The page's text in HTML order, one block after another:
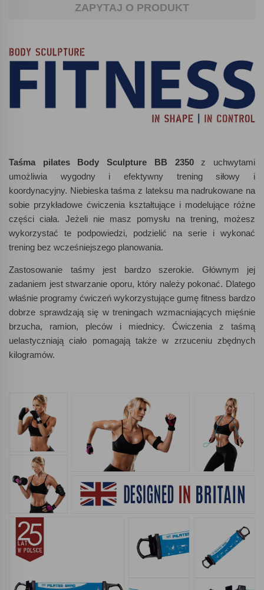
ZAPYTAJ O PRODUKT
Taśma pilates Body Sculpture BB 2350z uchwytami
umożliwia wygodny i efektywny trening siłowy i
koordynacyjny. Niebieska taśma z lateksu ma nadrukowane na
sobie przykładowe ćwiczenia kształtujące i modelujące różne
części ciała. Jeżeli nie masz pomysłu na trening, możesz
wykorzystać te podpowiedzi, podzielić na serie i wykonać
trening bez wcześniejszego planowania.
Zastosowanie taśmy jest bardzo szerokie. Głównym jej
zadaniem jest stwarzanie oporu, który należy pokonać. Dlatego
właśnie programy ćwiczeń wykorzystujące gumę fitness bardzo
dobrze sprawdzają się w treningach wzmacniających mięśnie
brzucha, ramion, pleców i miednicy. Ćwiczenia z taśmą
uelastyczniają ciało pomagają także w zrzuceniu zbędnych
kilogramów.